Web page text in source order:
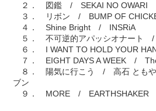
２． 図鑑 / SEKAI NO OWARI
３． リボン / BUMP OF
４． Shine Bright / INSRiA
５． 不可逆的アパッシオナート
６． I WANT TO HOLD YOUR
７． EIGHT DAYS A WEEK /
８． 陽気に行こう / 高石 ともや
ブン
９． MORE / EARTHSHAKER